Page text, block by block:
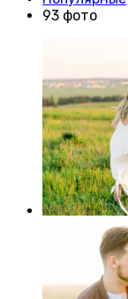
93 фото